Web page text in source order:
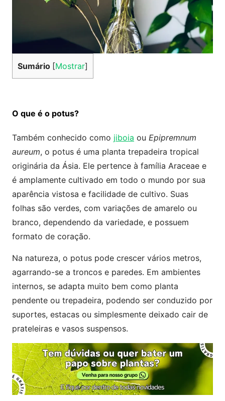
Sumário [Mostrar]
O que é o potus?
Também conhecido como jiboia ou Epipremnum
aureum, o potus é uma planta trepadeira tropical
originária da Ásia. Ele pertence à família Araceae e
é amplamente cultivado em todo o mundo por sua
aparência vistosa e facilidade de cultivo. Suas
folhas são verdes, com variações de amarelo ou
branco, dependendo da variedade, e possuem
formato de coração.
Na natureza, o potus pode crescer vários metros,
agarrando-se a troncos e paredes. Em ambientes
internos, se adapta muito bem como planta
pendente ou trepadeira, podendo ser conduzido por
suportes, estacas ou simplesmente deixado cair de
prateleiras e vasos suspensos.